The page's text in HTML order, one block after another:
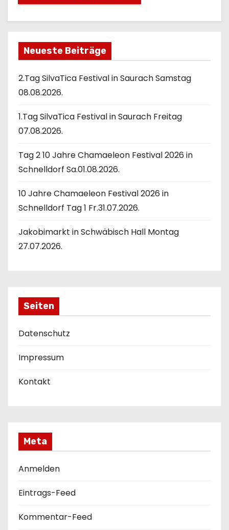
Neueste Beiträge
2.Tag SilvaTica Festival in Saurach Samstag
08.08.2026.
1.Tag SilvaTica Festival in Saurach Freitag
07.08.2026.
Tag 2 10 Jahre Chamaeleon Festival 2026 in
Schnelldorf Sa.01.08.2026.
10 Jahre Chamaeleon Festival 2026 in
Schnelldorf Tag 1 Fr.31.07.2026.
Jakobimarkt in Schwäbisch Hall Montag
27.07.2026.
Seiten
Datenschutz
Impressum
Kontakt
Meta
Anmelden
Eintrags-Feed
Kommentar-Feed